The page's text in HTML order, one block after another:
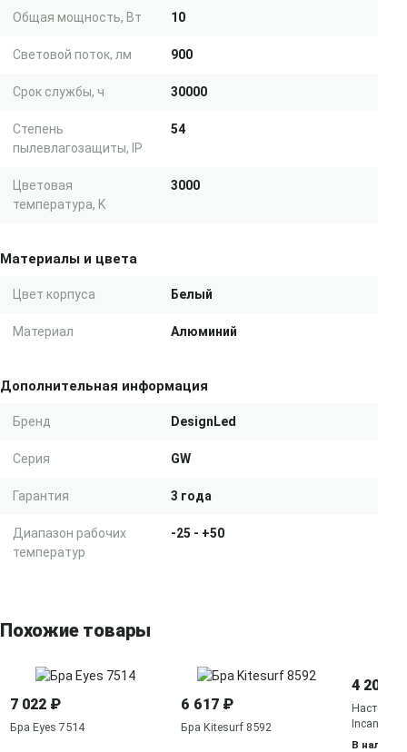
Общая мощность, Вт 10
Световой поток, лм 900
Срок службы, ч 30000
Степень
пылевлагозащиты, IP
54
Цветовая
температура, K
3000
Материалы и цвета
Цвет корпуса Белый
Материал Алюминий
Дополнительная информация
Бренд DesignLed
Серия GW
Гарантия 3 года
Диапазон рабочих
температур
-25 - +50
Похожие товары
7 022 ₽
Бра Eyes 7514
6 617 ₽
Бра Kitesurf 8592
4 200 ₽
Incanto
В наличии